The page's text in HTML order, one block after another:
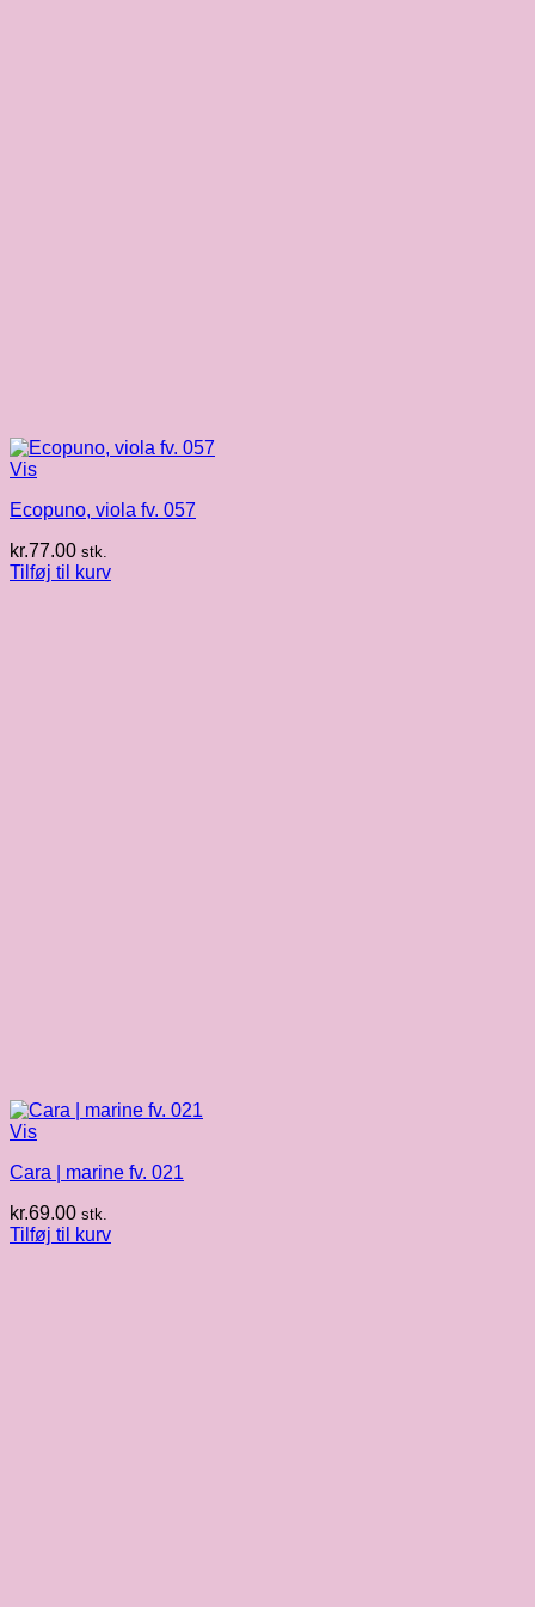
Vis
Ecopuno, viola fv. 057
kr.77.00 stk.
Tilføj til kurv
Vis
Cara | marine fv. 021
kr.69.00 stk.
Tilføj til kurv